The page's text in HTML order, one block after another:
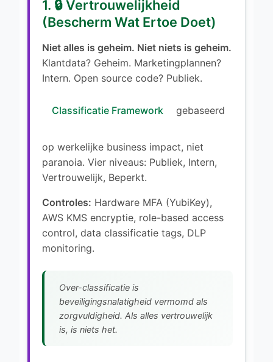
1. 🔒 Vertrouwelijkheid
(Bescherm Wat Ertoe Doet)
Niet alles is geheim. Niet niets is geheim.
Klantdata? Geheim. Marketingplannen?
Intern. Open source code? Publiek.
Classificatie Framework gebaseerd
op werkelijke business impact, niet
paranoia. Vier niveaus: Publiek, Intern,
Vertrouwelijk, Beperkt.
Controles: Hardware MFA (YubiKey),
AWS KMS encryptie, role-based access
control, data classificatie tags, DLP
monitoring.
Over-classificatie is
beveiligingsnalatigheid vermomd als
zorgvuldigheid. Als alles vertrouwelijk
is, is niets het.